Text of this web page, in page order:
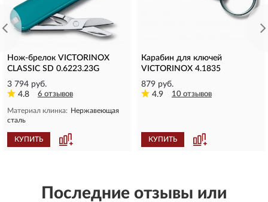
Нож-брелок VICTORINOX
CLASSIC SD 0.6223.23G
3 794 руб.
4.8
6 отзывов
Материал клинка: Нержавеющая
сталь
КУПИТЬ
Карабин для ключей
VICTORINOX 4.1835
879 руб.
4.9
10 отзывов
КУПИТЬ
Последние отзывы или